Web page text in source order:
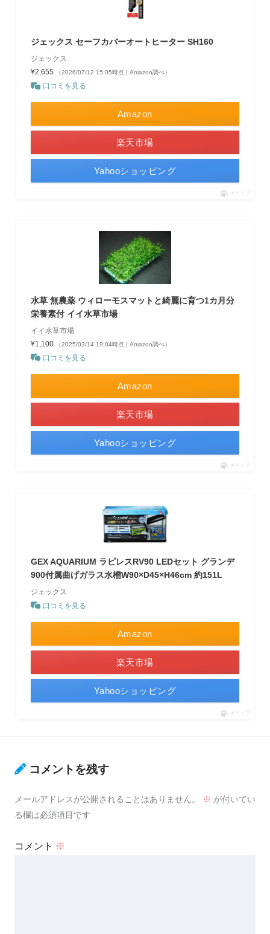
ジェックス セーフカバーオートヒーター SH160
ジェックス
¥2,655
（2026/07/12 15:05時点 | Amazon調べ）
口コミを見る
Amazon
楽天市場
Yahooショッピング
ポチップ
水草 無農薬 ウィローモスマットと綺麗に育つ1カ月分
栄養素付 イイ水草市場
イイ水草市場
¥1,100
（2025/03/14 19:04時点 | Amazon調べ）
口コミを見る
Amazon
楽天市場
Yahooショッピング
ポチップ
GEX AQUARIUM ラピレスRV90 LEDセット グランデ
900付属曲げガラス水槽W90×D45×H46cm 約151L
ジェックス
口コミを見る
Amazon
楽天市場
Yahooショッピング
ポチップ
コメントを残す
メールアドレスが公開されることはありません。 ※ が付いてい
る欄は必須項目です
コメント ※